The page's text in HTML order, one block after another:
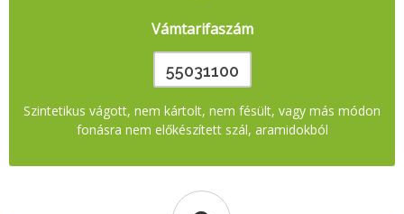
Vámtarifaszám
55031100
Szintetikus vágott, nem kártolt, nem fésült, vagy más módon
fonásra nem előkészített szál, aramidokból